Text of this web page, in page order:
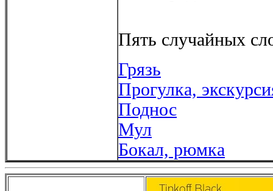
Пять случайных
Грязь
Прогулка,
Поднос
Мул
Бокал, рюмка